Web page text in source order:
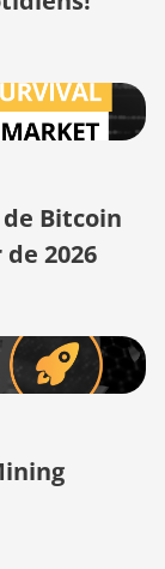
Bitcoin
2026